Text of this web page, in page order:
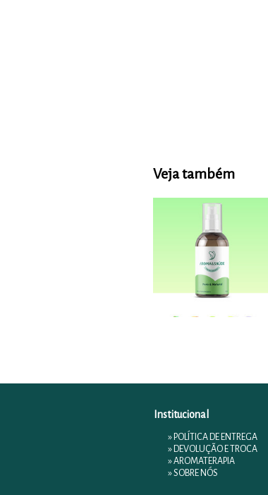
Veja também
Institucional
» POLÍTICA DE ENTREGA
» DEVOLUÇÃO E TROCA
»AROMATERAPIA
»SOBRE NÓS